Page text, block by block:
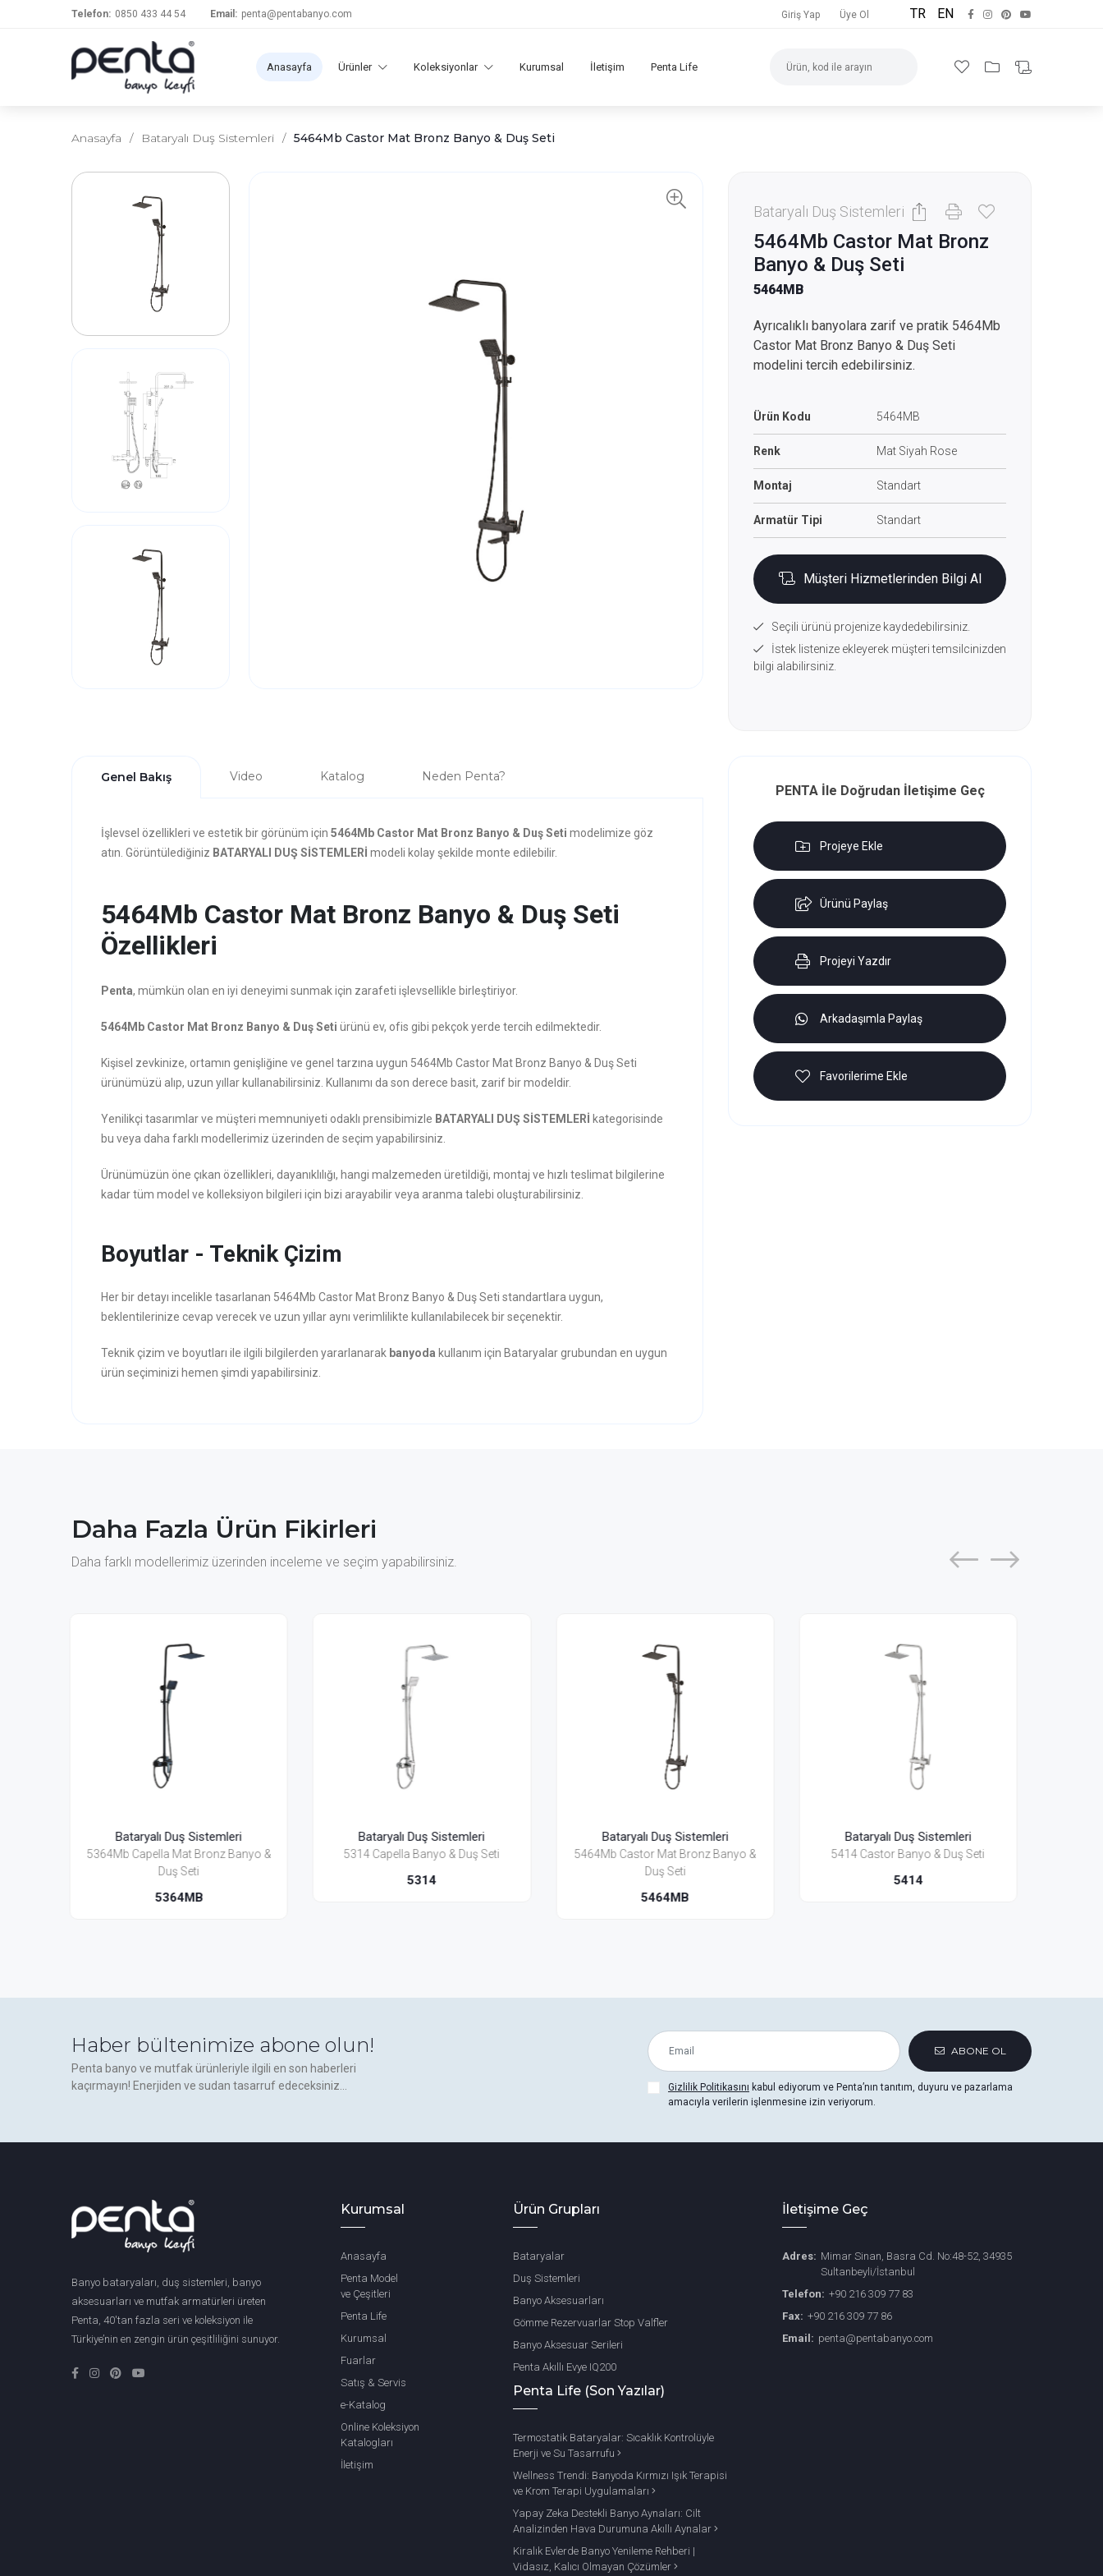
Telefon: 0850 433 44 54 Email: penta@pentabanyo.com Giriş Yap Üye Ol TR EN
Anasayfa Ürünler Koleksiyonlar Kurumsal İletişim Penta Life
Anasayfa / Bataryalı Duş Sistemleri / 5464Mb Castor Mat Bronz Banyo & Duş Seti
Bataryalı Duş Sistemleri
5464Mb Castor Mat Bronz
Banyo & Duş Seti
5464MB
Ayrıcalıklı banyolara zarif ve pratik 5464Mb
Castor Mat Bronz Banyo & Duş Seti
modelini tercih edebilirsiniz.
Ürün Kodu 5464MB
Renk Mat Siyah Rose
Montaj Standart
Armatür Tipi Standart
Müşteri Hizmetlerinden Bilgi Al
Seçili ürünü projenize kaydedebilirsiniz.
İstek listenize ekleyerek müşteri temsilcinizden
bilgi alabilirsiniz.
Genel Bakış Video Katalog Neden Penta?
İşlevsel özellikleri ve estetik bir görünüm için 5464Mb Castor Mat Bronz Banyo & Duş Seti modelimize göz
atın. Görüntülediğiniz BATARYALI DUŞ SİSTEMLERİ modeli kolay şekilde monte edilebilir.
5464Mb Castor Mat Bronz Banyo & Duş Seti
Özellikleri
Penta, mümkün olan en iyi deneyimi sunmak için zarafeti işlevsellikle birleştiriyor.
5464Mb Castor Mat Bronz Banyo & Duş Seti ürünü ev, ofis gibi pekçok yerde tercih edilmektedir.
Kişisel zevkinize, ortamın genişliğine ve genel tarzına uygun 5464Mb Castor Mat Bronz Banyo & Duş Seti
ürünümüzü alıp, uzun yıllar kullanabilirsiniz. Kullanımı da son derece basit, zarif bir modeldir.
Yenilikçi tasarımlar ve müşteri memnuniyeti odaklı prensibimizle BATARYALI DUŞ SİSTEMLERİ kategorisinde
bu veya daha farklı modellerimiz üzerinden de seçim yapabilirsiniz.
Ürünümüzün öne çıkan özellikleri, dayanıklılığı, hangi malzemeden üretildiği, montaj ve hızlı teslimat bilgilerine
kadar tüm model ve kolleksiyon bilgileri için bizi arayabilir veya aranma talebi oluşturabilirsiniz.
Boyutlar - Teknik Çizim
Her bir detayı incelikle tasarlanan 5464Mb Castor Mat Bronz Banyo & Duş Seti standartlara uygun,
beklentilerinize cevap verecek ve uzun yıllar aynı verimlilikte kullanılabilecek bir seçenektir.
Teknik çizim ve boyutları ile ilgili bilgilerden yararlanarak banyoda kullanım için Bataryalar grubundan en uygun
ürün seçiminizi hemen şimdi yapabilirsiniz.
PENTA İle Doğrudan İletişime Geç
Projeye Ekle
Ürünü Paylaş
Projeyi Yazdır
Arkadaşımla Paylaş
Favorilerime Ekle
Daha Fazla Ürün Fikirleri
Daha farklı modellerimiz üzerinden inceleme ve seçim yapabilirsiniz.
Bataryalı Duş Sistemleri
5314 Capella Banyo & Duş Seti
5314
Bataryalı Duş Sistemleri
5464Mb Castor Mat Bronz Banyo &
Bataryalı Duş Sistemleri
5414 Castor Banyo & Duş Seti
5414
Bataryalı Duş Sistemleri
2444 Bosphorus 6 Banyo & Duş Seti
2444
Haber bültenimize abone olun!
Penta banyo ve mutfak ürünleriyle ilgili en son haberleri
kaçırmayın! Enerjiden ve sudan tasarruf edeceksiniz...
ABONE OL
Gizlilik Politikasını kabul ediyorum ve Penta’nın tanıtım, duyuru ve pazarlama
amacıyla verilerin işlenmesine izin veriyorum.
Banyo bataryaları, duş sistemleri, banyo
aksesuarları ve mutfak armatürleri üreten
Penta, 40'tan fazla seri ve koleksiyon ile
Türkiye’nin en zengin ürün çeşitliliğini sunuyor.
Kurumsal
Anasayfa
Penta Model
ve Çeşitleri
Penta Life
Kurumsal
Fuarlar
Satış & Servis
e-Katalog
Online Koleksiyon
Katalogları
İletişim
Ürün Grupları
Bataryalar
Duş Sistemleri
Banyo Aksesuarları
Gömme Rezervuarlar Stop Valfler
Banyo Aksesuar Serileri
Penta Akıllı Evye IQ200
Penta Life (Son Yazılar)
Termostatik Bataryalar: Sıcaklık Kontrolüyle
Enerji ve Su Tasarrufu
Wellness Trendi: Banyoda Kırmızı Işık Terapisi
ve Krom Terapi Uygulamaları
Yapay Zeka Destekli Banyo Aynaları: Cilt
Analizinden Hava Durumuna Akıllı Aynalar
Kiralık Evlerde Banyo Yenileme Rehberi |
Vidasız, Kalıcı Olmayan Çözümler
İletişime Geç
Adres: Mimar Sinan, Basra Cd. No:48-52, 34935
Sultanbeyli/İstanbul
Telefon: +90 216 309 77 83
Fax: +90 216 309 77 86
Email: penta@pentabanyo.com